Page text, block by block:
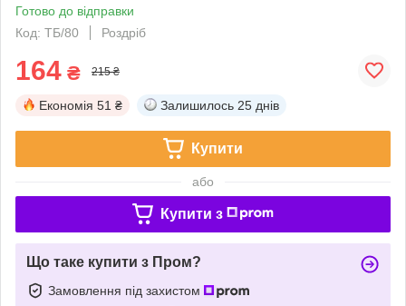
Готово до відправки
Код: ТБ/80
Роздріб
164 ₴ 215 ₴
Економія 51 ₴ Залишилось 25 днів
Купити
або
Купити з
Що таке купити з Пром?
Замовлення під захистом